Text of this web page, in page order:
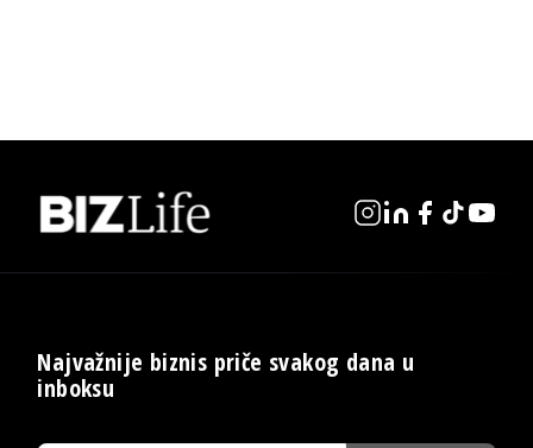
Najvažnije biznis priče svakog dana u
inboksu